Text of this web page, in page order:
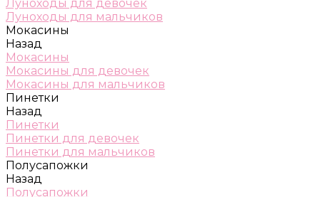
Луноходы для девочек
Луноходы для мальчиков
Мокасины
Назад
Мокасины
Мокасины для девочек
Мокасины для мальчиков
Пинетки
Назад
Пинетки
Пинетки для девочек
Пинетки для мальчиков
Полусапожки
Назад
Полусапожки